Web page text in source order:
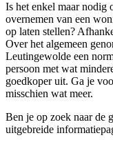
Is het enkel maar nodig
overnemen van een
op laten stellen?
Over het algemeen
Leutingewolde een
persoon met wat
goedkoper uit. Ga je
misschien wat meer.
Ben je op zoek naar de
uitgebreide